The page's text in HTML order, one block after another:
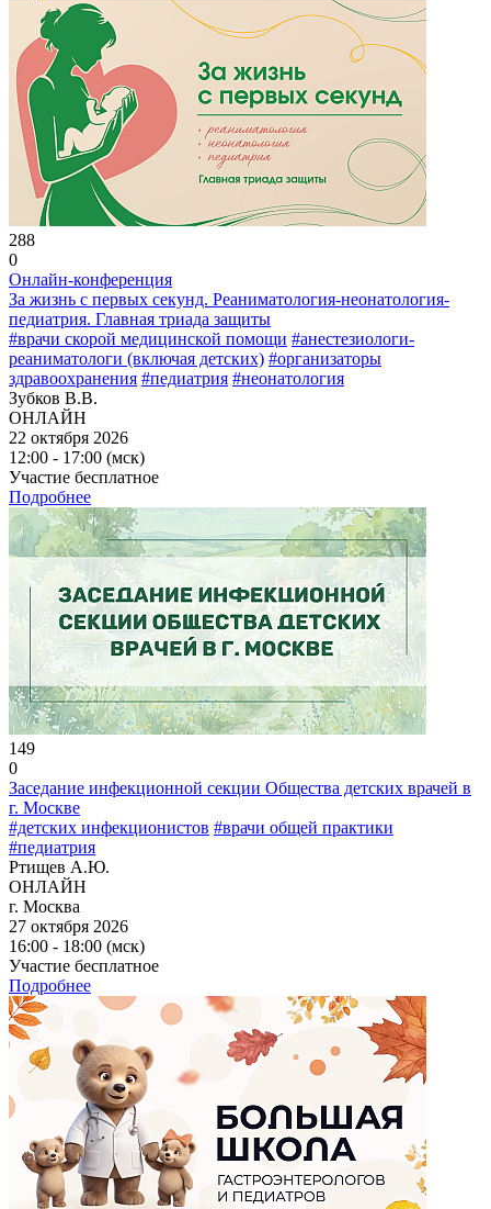
288
0
Онлайн-конференция
За жизнь с первых секунд. Реаниматология-неонатология-
педиатрия. Главная триада защиты
#врачи скорой медицинской помощи #анестезиологи-
реаниматологи (включая детских) #организаторы
здравоохранения #педиатрия #неонатология
Зубков В.В.
ОНЛАЙН
22 октября 2026
12:00 - 17:00 (мск)
Участие бесплатное
Подробнее
149
0
Заседание инфекционной секции Общества детских врачей в
г. Москве
#детских инфекционистов #врачи общей практики
#педиатрия
Ртищев А.Ю.
ОНЛАЙН
г. Москва
27 октября 2026
16:00 - 18:00 (мск)
Участие бесплатное
Подробнее